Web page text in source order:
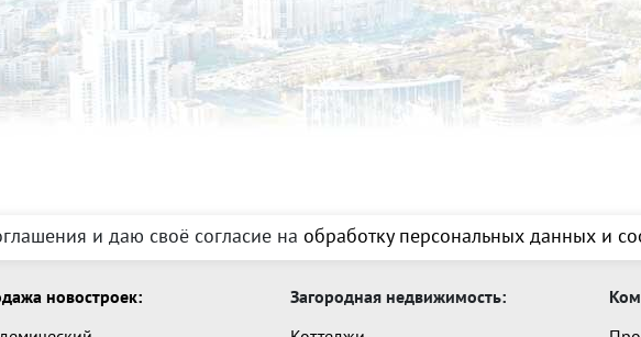
и даю своё согласие на обработку персональных данных и
новостроек:
Загородная недвижимость: